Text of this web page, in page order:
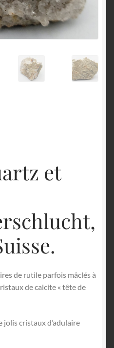
et
de rutile parfois mâclés à
de calcite « tête de
jolis cristaux d’adulaire